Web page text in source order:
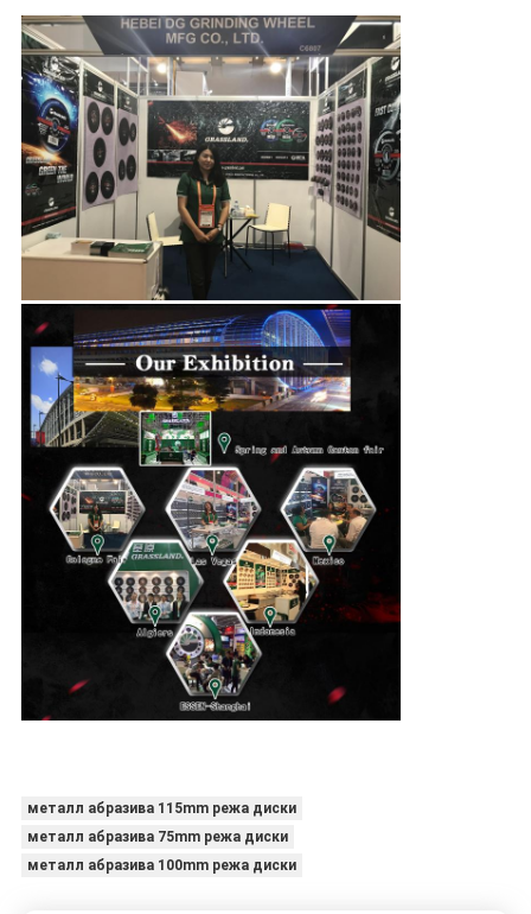
металл абразива 115mm режа диски
металл абразива 75mm режа диски
металл абразива 100mm режа диски